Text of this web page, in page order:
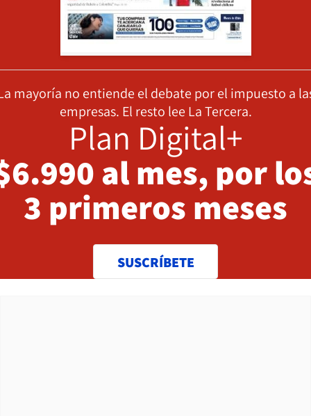
mayoría no entiende el debate por el impuesto a
empresas. El resto lee La Tercera.
Plan Digital+
al mes, por
3 primeros meses
SUSCRÍBETE